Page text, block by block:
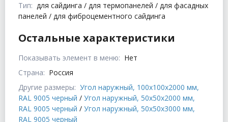
Тип: для сайдинга / для термопанелей / для фасадных
панелей / для фиброцементного сайдинга
Остальные характеристики
Показывать элемент в меню: Нет
Страна: Россия
Другие размеры: Угол наружный, 100x100x2000 мм,
RAL 9005 черный / Угол наружный, 50x50x2000 мм,
RAL 9005 черный / Угол наружный, 50x50x3000 мм,
RAL 9005 черный